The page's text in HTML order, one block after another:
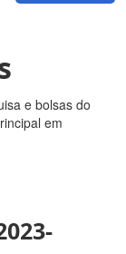
e bolsas do
em